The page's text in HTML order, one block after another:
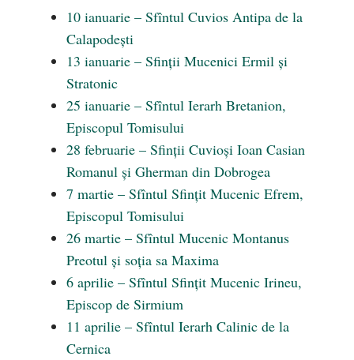
10 ianuarie – Sfîntul Cuvios Antipa de la
Calapodești
13 ianuarie – Sfinții Mucenici Ermil și
Stratonic
25 ianuarie – Sfîntul Ierarh Bretanion,
Episcopul Tomisului
28 februarie – Sfinții Cuvioși Ioan Casian
Romanul și Gherman din Dobrogea
7 martie – Sfîntul Sfințit Mucenic Efrem,
Episcopul Tomisului
26 martie – Sfîntul Mucenic Montanus
Preotul și soția sa Maxima
6 aprilie – Sfîntul Sfințit Mucenic Irineu,
Episcop de Sirmium
11 aprilie – Sfîntul Ierarh Calinic de la
Cernica